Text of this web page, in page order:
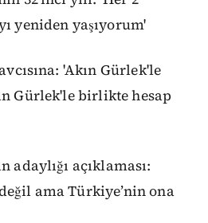
yeniden yaşıyorum'
'Akın Gürlek'le
Gürlek'le birlikte hesap
adaylığı açıklaması:
ama Türkiye’nin ona